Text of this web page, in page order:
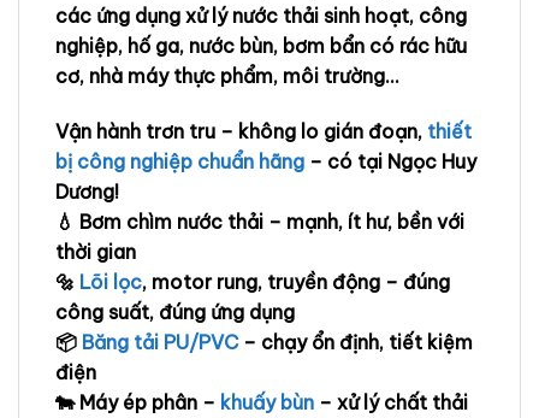
các ứng dụng xử lý nước thải sinh hoạt, công
nghiệp, hố ga, nước bùn, bơm bẩn có rác hữu
cơ, nhà máy thực phẩm, môi trường…
Vận hành trơn tru – không lo gián đoạn, thiết
bị công nghiệp chuẩn hãng – có tại Ngọc Huy
Dương!
💧 Bơm chìm nước thải – mạnh, ít hư, bền với
thời gian
🔩 Lõi lọc, motor rung, truyền động – đúng
công suất, đúng ứng dụng
📦 Băng tải PU/PVC – chạy ổn định, tiết kiệm
điện
🐄 Máy ép phân – khuấy bùn – xử lý chất thải